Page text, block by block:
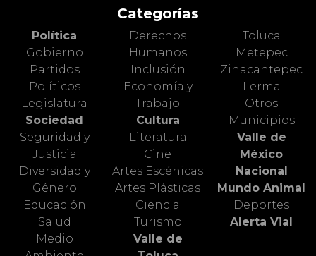
Categorías
Política
Gobierno
Partidos
Políticos
Legislatura
Sociedad
Seguridad y
Justicia
Diversidad y
Género
Educación
Salud
Medio
Derechos
Humanos
Inclusión
Economía y
Trabajo
Cultura
Literatura
Cine
Artes Escénicas
Artes Plásticas
Ciencia
Turismo
Valle de
Toluca
Metepec
Zinacantepec
Lerma
Otros
Municipios
Valle de
México
Nacional
Mundo Animal
Deportes
Alerta Vial